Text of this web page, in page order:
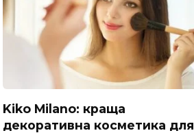
Kiko Milano: краща
декоративна косметика для